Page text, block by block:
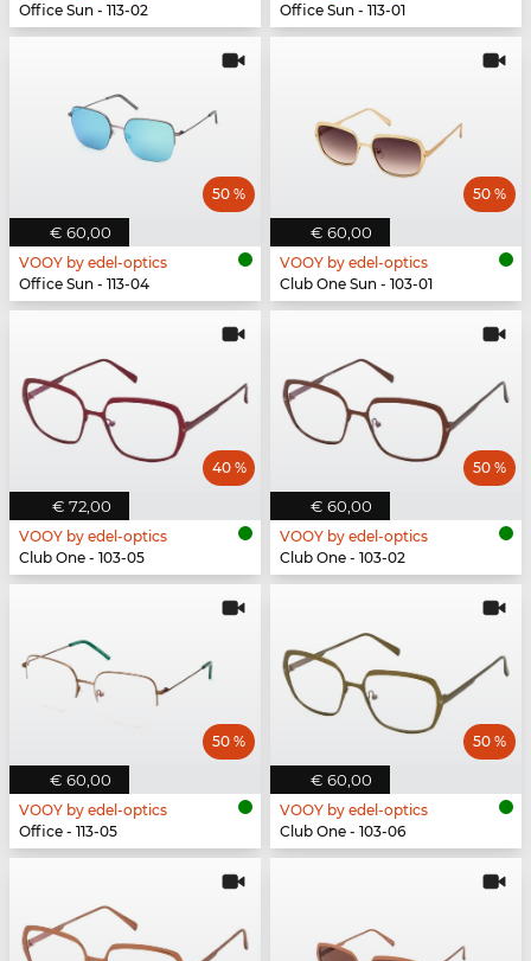
Office Sun - 113-02
Office Sun - 113-01
€ 60,00
50 %
VOOY by edel-optics
Office Sun - 113-04
€ 60,00
50 %
VOOY by edel-optics
Club One Sun - 103-01
€ 72,00
40 %
VOOY by edel-optics
Club One - 103-05
€ 60,00
50 %
VOOY by edel-optics
Club One - 103-02
€ 60,00
50 %
VOOY by edel-optics
Office - 113-05
€ 60,00
50 %
VOOY by edel-optics
Club One - 103-06